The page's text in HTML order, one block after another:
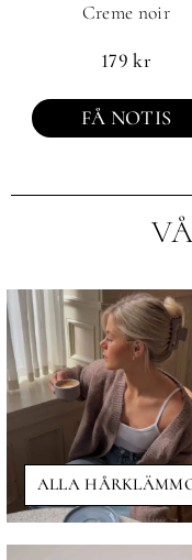
Creme noir
179kr
FÅ NOTIS
ALLA